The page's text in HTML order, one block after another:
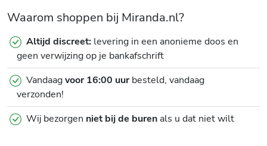
Waarom shoppen bij Miranda.nl?
Altijd discreet: levering in een anonieme doos en
geen verwijzing op je bankafschrift
Vandaagvoor 16:00 uurbesteld, vandaag
verzonden!
Wij bezorgen niet bij de burenals u dat niet wilt